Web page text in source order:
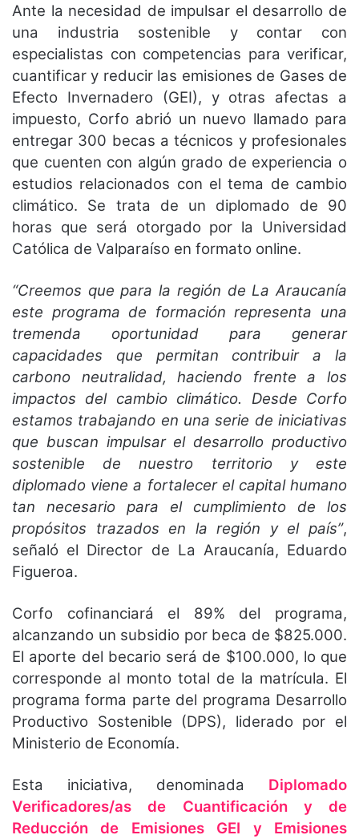
Ante la necesidad de impulsar el desarrollo de
una industria sostenible y contar con
especialistas con competencias para verificar,
cuantificar y reducir las emisiones de Gases de
Efecto Invernadero (GEI), y otras afectas a
impuesto, Corfo abrió un nuevo llamado para
entregar 300 becas a técnicos y profesionales
que cuenten con algún grado de experiencia o
estudios relacionados con el tema de cambio
climático. Se trata de un diplomado de 90
horas que será otorgado por la Universidad
Católica de Valparaíso en formato online.
“Creemos que para la región de La Araucanía
este programa de formación representa una
tremenda oportunidad para generar
capacidades que permitan contribuir a la
carbono neutralidad, haciendo frente a los
impactos del cambio climático. Desde Corfo
estamos trabajando en una serie de iniciativas
que buscan impulsar el desarrollo productivo
sostenible de nuestro territorio y este
diplomado viene a fortalecer el capital humano
tan necesario para el cumplimiento de los
propósitos trazados en la región y el país”,
señaló el Director de La Araucanía, Eduardo
Figueroa.
Corfo cofinanciará el 89% del programa,
alcanzando un subsidio por beca de $825.000.
El aporte del becario será de $100.000, lo que
corresponde al monto total de la matrícula. El
programa forma parte del programa Desarrollo
Productivo Sostenible (DPS), liderado por el
Ministerio de Economía.
Esta iniciativa, denominada Diplomado
Verificadores/as de Cuantificación y de
Reducción de Emisiones GEI y Emisiones